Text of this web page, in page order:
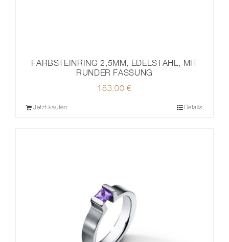
FARBSTEINRING 2,5MM, EDELSTAHL, MIT
RUNDER FASSUNG
183,00 €
Jetzt kaufen Details